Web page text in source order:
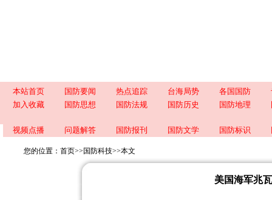
本站首页 国防要闻 热点追踪 台海局势 各国国防
加入收藏
国防思想 国防法规 国防历史 国防地理
视频点播 问题解答 国防报刊 国防文学 国防标识
您的位置： 首页>> 国防科技>>本文
美国海军兆